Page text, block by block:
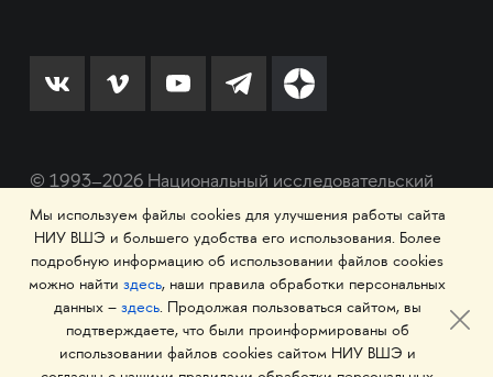
© 1993–2026 Национальный исследовательский
университет «Высшая школа экономики»
Мы используем файлы cookies для улучшения работы сайта
НИУ ВШЭ и большего удобства его использования. Более
подробную информацию об использовании файлов cookies
можно найти здесь, наши правила обработки персональных
данных – здесь. Продолжая пользоваться сайтом, вы
подтверждаете, что были проинформированы об
использовании файлов cookies сайтом НИУ ВШЭ и